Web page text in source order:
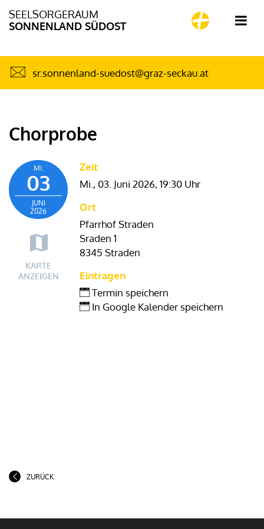
SEELSORGERAUM
SONNENLAND SÜDOST
sr.sonnenland-suedost@graz-seckau.at
Chorprobe
Mi.
03
JUNI
2026
KARTE
ANZEIGEN
Zeit
Mi., 03. Juni 2026, 19:30 Uhr
Ort
Pfarrhof Straden
Sraden 1
8345 Straden
Eintragen
Termin speichern
In Google Kalender speichern
ZURÜCK